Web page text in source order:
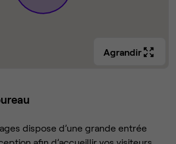
Agrandir
dispose d’une grande entrée